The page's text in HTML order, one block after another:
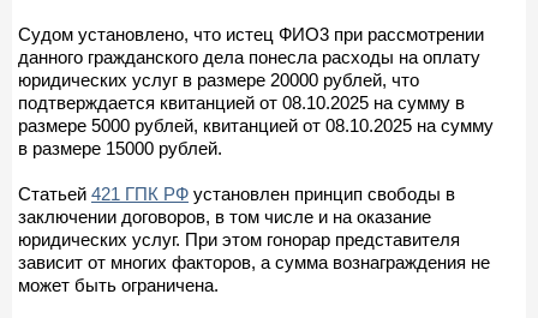
Судом установлено, что истец ФИО3 при рассмотрении
данного гражданского дела понесла расходы на оплату
юридических услуг в размере 20000 рублей, что
подтверждается квитанцией от 08.10.2025 на сумму в
размере 5000 рублей, квитанцией от 08.10.2025 на сумму
в размере 15000 рублей.
Статьей 421 ГПК РФ установлен принцип свободы в
заключении договоров, в том числе и на оказание
юридических услуг. При этом гонорар представителя
зависит от многих факторов, а сумма вознаграждения не
может быть ограничена.